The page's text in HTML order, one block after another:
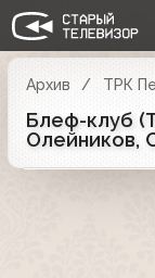
Архив ТРК
Блеф-клуб
Олейников,